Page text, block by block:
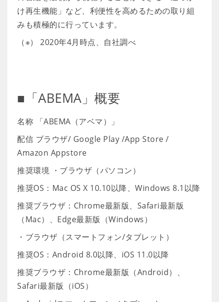
け再生機能」など、利便性を高めるための取り組
みも積極的に行っています。
（※） 2020年4月時点、自社調べ
■「ABEMA」概要
名称 「ABEMA（アベマ）」
配信 ブラウザ/ Google Play /App Store /
Amazon Appstore
推奨環境 ・ブラウザ（パソコン）
推奨OS：Mac OS X 10.10以降、Windows 8.1以降
推奨ブラウザ：Chrome最新版、Safari最新版
（Mac）、Edge最新版（Windows）
・ブラウザ（スマートフォン/タブレット）
推奨OS：Android 8.0以降、iOS 11.0以降
推奨ブラウザ：Chrome最新版（Android）、
Safari最新版（iOS）